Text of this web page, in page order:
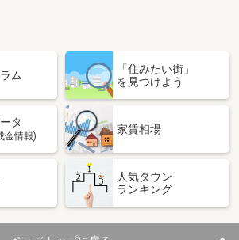
ム
「住みたい街」
を見つけよう
タ
金情報)
家賃相場
人気タウン
ランキング